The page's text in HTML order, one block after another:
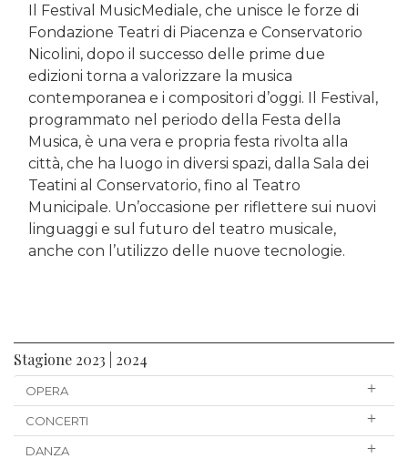
Il Festival MusicMediale, che unisce le forze di
Fondazione Teatri di Piacenza e Conservatorio
Nicolini, dopo il successo delle prime due
edizioni torna a valorizzare la musica
contemporanea e i compositori d’oggi. Il Festival,
programmato nel periodo della Festa della
Musica, è una vera e propria festa rivolta alla
città, che ha luogo in diversi spazi, dalla Sala dei
Teatini al Conservatorio, fino al Teatro
Municipale. Un’occasione per riflettere sui nuovi
linguaggi e sul futuro del teatro musicale,
anche con l’utilizzo delle nuove tecnologie.
Stagione 2023 | 2024
OPERA
CONCERTI
DANZA